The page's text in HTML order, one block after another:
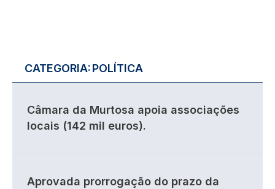
CATEGORIA:POLÍTICA
Câmara da Murtosa apoia associações
locais (142 mil euros).
Aprovada prorrogação do prazo da